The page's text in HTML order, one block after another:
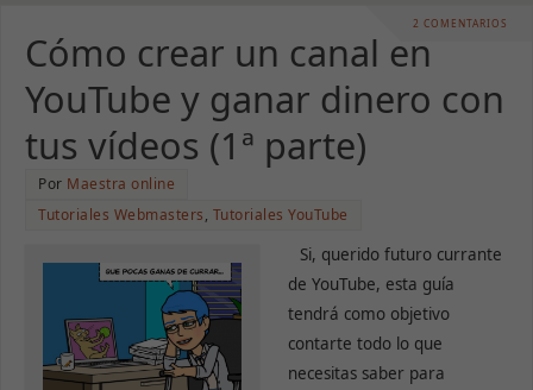
2 COMENTARIOS
Cómo crear un canal en
YouTube y ganar dinero con
tus vídeos (1ª parte)
Por Maestra online
Tutoriales Webmasters, Tutoriales YouTube
Si, querido futuro currante
de YouTube, esta guía
tendrá como objetivo
contarte todo lo que
necesitas saber para